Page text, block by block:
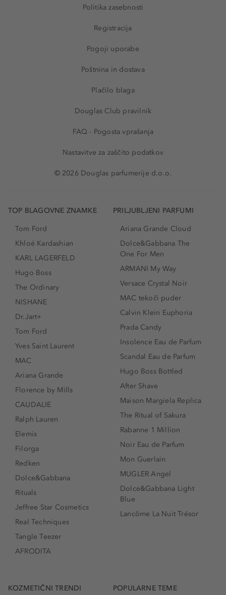
Politika zasebnosti
Registracija
Pogoji uporabe
Poštnina in dostava
Plačilo blaga
Douglas Club pravilnik
FAQ - Pogosta vprašanja
Nastavitve za zaščito podatkov
© 2026 Douglas parfumerije d.o.o.
TOP BLAGOVNE ZNAMKE
Tom Ford
Khloé Kardashian
KARL LAGERFELD
Hugo Boss
The Ordinary
NISHANE
Dr.Jart+
Tom Ford
Yves Saint Laurent
MAC
Ariana Grande
Florence by Mills
CAUDALIE
Ralph Lauren
Elemis
Filorga
Redken
Dolce&Gabbana
Rituals
Jeffree Star Cosmetics
Real Techniques
Tangle Teezer
AFRODITA
PRILJUBLJENI PARFUMI
Ariana Grande Cloud
Dolce&Gabbana The
One For Men
ARMANI My Way
Versace Crystal Noir
MAC tekoči puder
Calvin Klein Euphoria
Prada Candy
Insolence Eau de Parfum
Scandal Eau de Parfum
Hugo Boss Bottled
After Shave
Maison Margiela Replica
The Ritual of Sakura
Rabanne 1 Million
Noir Eau de Parfum
Mon Guerlain
MUGLER Angel
Dolce&Gabbana Light
Blue
Lancôme La Nuit Trésor
KOZMETIČNI TRENDI POPULARNE TEME